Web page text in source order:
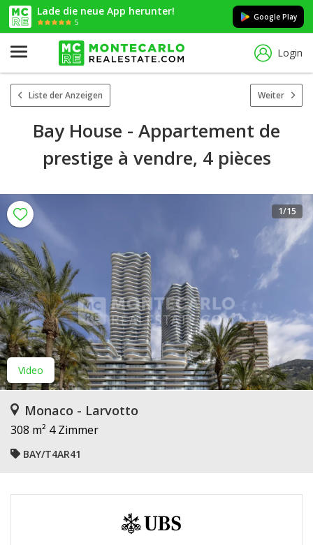
Lade die neue App herunter!
5
Google Play
Login
Liste der Anzeigen Weiter
Bay House - Appartement de
prestige à vendre, 4 pièces
Video
1/15
Monaco - Larvotto
308 m² 4 Zimmer
BAY/T4AR41